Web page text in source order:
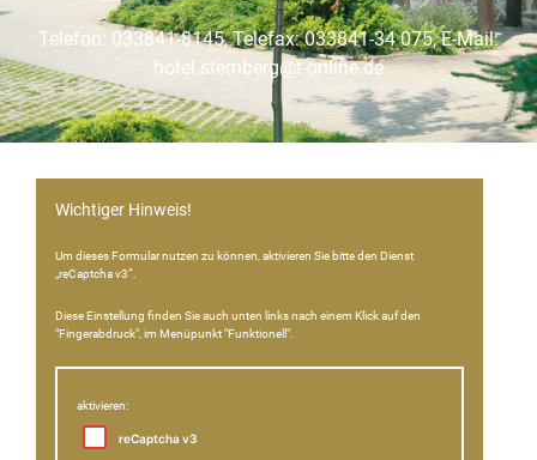
Telefon: 033841-8145, Telefax: 033841-34 075, E-Mail:
hotel.sternberg@t-online.de
Wichtiger Hinweis!
Um dieses Formular nutzen zu können, aktivieren Sie bitte den Dienst
„reCaptcha v3“.
Diese Einstellung finden Sie auch unten links nach einem Klick auf den
"Fingerabdruck", im Menüpunkt "Funktionell".
aktivieren:
reCaptcha v3